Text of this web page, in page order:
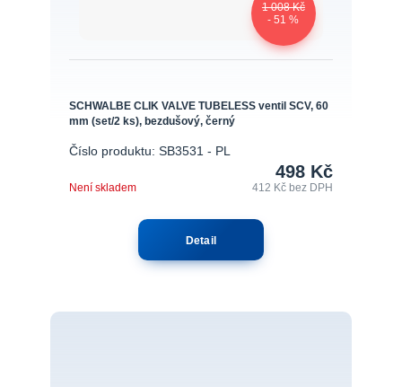
1 008 Kč
- 51 %
SCHWALBE CLIK VALVE TUBELESS ventil SCV, 60
mm (set/2 ks), bezdušový, černý
Číslo produktu: SB3531 - PL
498 Kč
412 Kč bez DPH
Není skladem
Detail